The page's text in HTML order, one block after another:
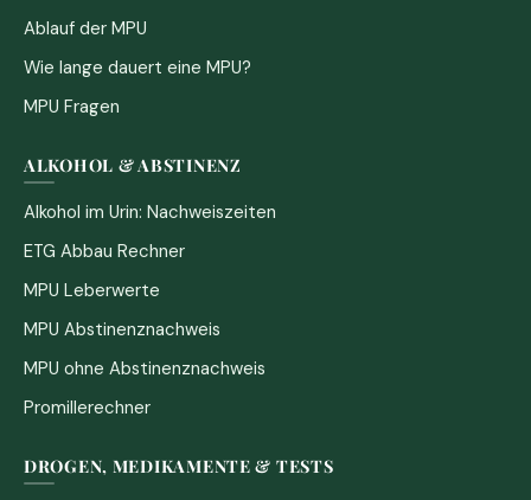
Ablauf der MPU
Wie lange dauert eine MPU?
MPU Fragen
ALKOHOL & ABSTINENZ
Alkohol im Urin: Nachweiszeiten
ETG Abbau Rechner
MPU Leberwerte
MPU Abstinenznachweis
MPU ohne Abstinenznachweis
Promillerechner
DROGEN, MEDIKAMENTE & TESTS